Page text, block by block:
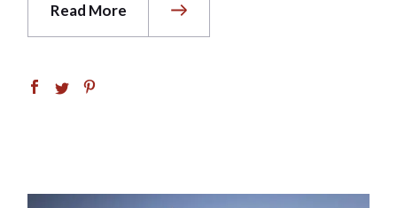
Read More